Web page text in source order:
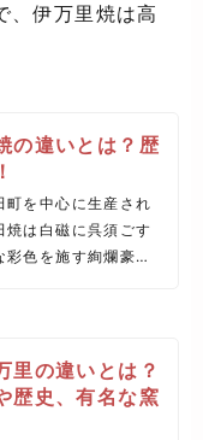
、伊万里焼は高
の違いとは？歴
町を中心に生産され
焼は白磁に呉須ごす
色を施す絢爛豪華
里の違いとは？
歴史、有名な窯